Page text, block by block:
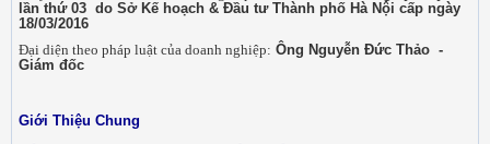
lần thứ 03 do Sở Kế hoạch & Đầu tư Thành phố Hà Nội cấp ngày
18/03/2016
Đại diện theo pháp luật của doanh nghiệp: Ông Nguyễn Đức Thảo -
Giám đốc
Giới Thiệu Chung